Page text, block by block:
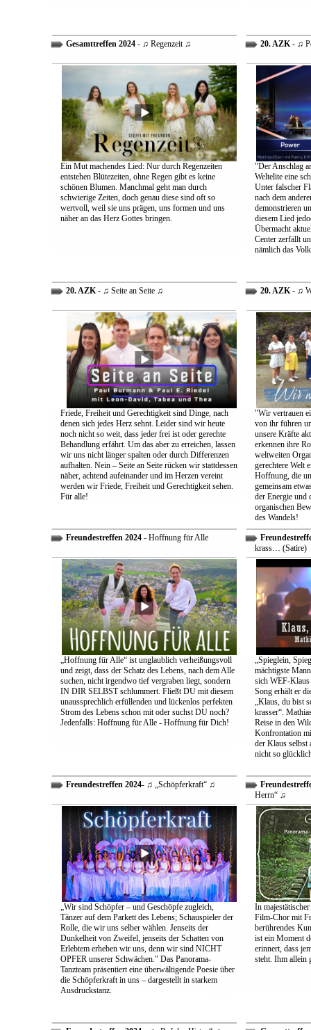
Gesamttreffen 2024- ♫ Regenzeit ♫
Ein Mut machendes Lied: Nur durch Regenzeiten
entstehen Blütezeiten, ohne Regen gibt es keine
schönen Blumen. Manchmal geht man durch
schwierige Zeiten, doch genau diese sind oft so
wertvoll, weil sie uns prägen, uns formen und uns
näher an das Herz Gottes bringen.
20. AZK- ♫
"Der Anschlag
Weltelite eine
Unter falscher
nach dem
demonstrieren
diesem Lied
Übermacht
Center zerfällt
nämlich das
20. AZK- ♫ Seite an Seite ♫
Friede, Freiheit und Gerechtigkeit sind Dinge, nach
denen sich jedes Herz sehnt. Leider sind wir heute
noch nicht so weit, dass jeder frei ist oder gerechte
Behandlung erfährt. Um das aber zu erreichen, lassen
wir uns nicht länger spalten oder durch Differenzen
aufhalten. Nein – Seite an Seite rücken wir stattdessen
näher, achtend aufeinander und im Herzen vereint
werden wir Friede, Freiheit und Gerechtigkeit sehen.
Für alle!
20. AZK- ♫
"Wir vertrauen
von ihr führen
unsere Kräfte
erkennen ihre
weltweiten
gerechtere Welt
Hoffnung, die
gemeinsam
der Energie und
organischen
des Wandels!
Freundestreffen 2024- Hoffnung für Alle
„Hoffnung für Alle“ ist unglaublich verheißungsvoll
und zeigt, dass der Schatz des Lebens, nach dem Alle
suchen, nicht irgendwo tief vergraben liegt, sondern
IN DIR SELBST schlummert. Fließt DU mit diesem
unaussprechlich erfüllenden und lückenlos perfekten
Strom des Lebens schon mit oder suchst DU noch?
Jedenfalls: Hoffnung für Alle - Hoffnung für Dich!
krass… (Satire)
„Spieglein,
mächtigste
sich WEF-Klaus
Song erhält er
„Klaus, du bist
krasser“.
Reise in den
Konfrontation
der Klaus
nicht so
Freundestreffen 2024- ♫ „Schöpferkraft“ ♫
„Wir sind Schöpfer – und Geschöpfe zugleich,
Tänzer auf dem Parkett des Lebens; Schauspieler der
Rolle, die wir uns selber wählen. Jenseits der
Dunkelheit von Zweifel, jenseits der Schatten von
Erlebtem erheben wir uns, denn wir sind NICHT
OPFER unserer Schwächen." Das Panorama-
Tanzteam präsentiert eine überwältigende Poesie über
die Schöpferkraft in uns – dargestellt in starkem
Ausdruckstanz.
Herrn“ ♫
In
Film-Chor mit
berührendes
ist ein Moment
erinnert, dass
steht. Ihm allein